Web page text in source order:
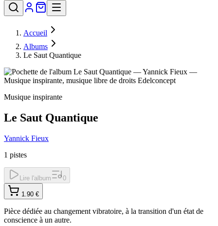
Accueil
Albums
Le Saut Quantique
Musique inspirante
Le Saut Quantique
Yannick Fieux
1 pistes
Lire l'album 0
1.90 €
Pièce dédiée au changement vibratoire, à la transition d'un état de
conscience à un autre.